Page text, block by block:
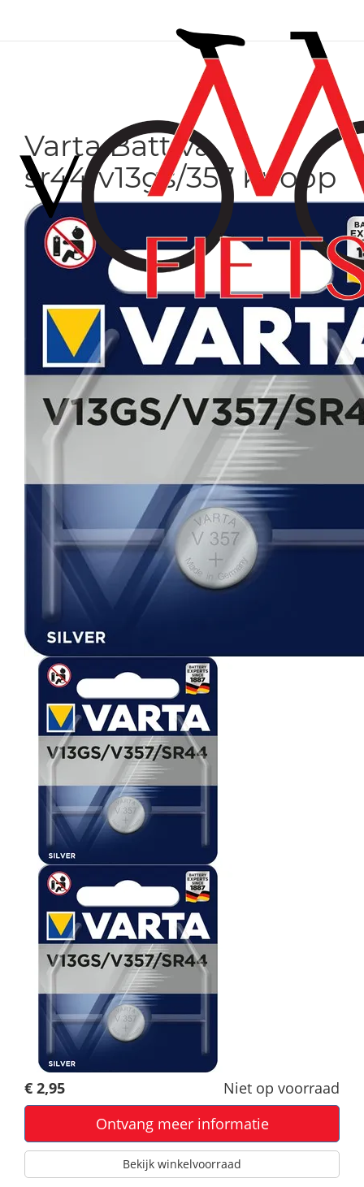
Varta Batt va
sr44/v13gs/357 knoop
€ 2,95
Niet op voorraad
Ontvang meer informatie
Bekijk winkelvoorraad